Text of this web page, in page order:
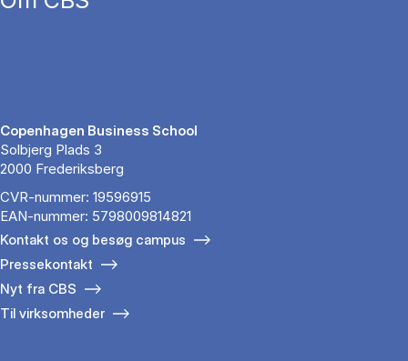
Copenhagen Business School
Solbjerg Plads 3
2000 Frederiksberg
CVR-nummer: 19596915
EAN-nummer: 5798009814821
Kontakt os og besøg campus
Pressekontakt
Nyt fra CBS
Til virksomheder